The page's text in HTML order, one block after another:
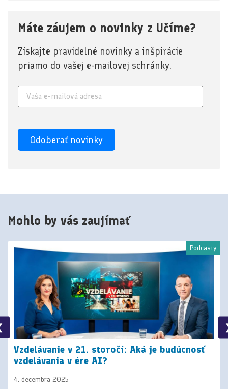
Máte záujem o novinky z Učíme?
Získajte pravidelné novinky a inšpirácie
priamo do vašej e-mailovej schránky.
Mohlo by vás zaujímať
Podcasty
Vzdelávanie v 21. storočí: Aká je budúcnosť
vzdelávania v ére AI?
4. decembra 2025